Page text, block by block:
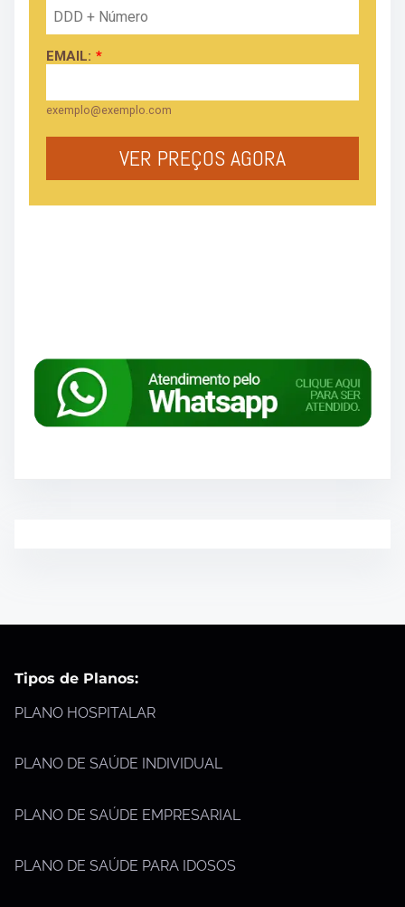
Tipos de Planos:
PLANO HOSPITALAR
PLANO DE SAÚDE INDIVIDUAL
PLANO DE SAÚDE EMPRESARIAL
PLANO DE SAÚDE PARA IDOSOS